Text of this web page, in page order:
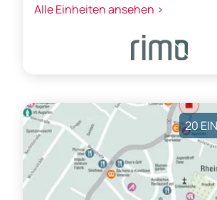
Alle Einheiten ansehen >
20